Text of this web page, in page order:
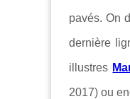
pavés. On
dernière
illustres
2017) ou